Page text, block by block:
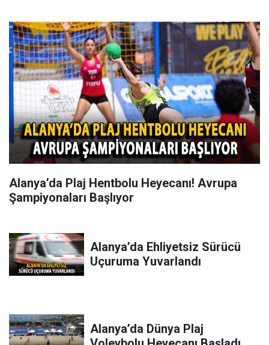
Alanya’da Plaj Hentbolu Heyecanı! Avrupa
Şampiyonaları Başlıyor
Alanya’da Ehliyetsiz Sürücü
Uçuruma Yuvarlandı
Alanya’da Dünya Plaj